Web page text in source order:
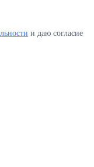
и даю согласие